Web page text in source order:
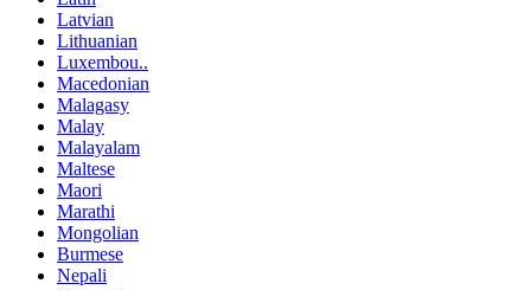
Latvian
Lithuanian
Luxembou..
Macedonian
Malagasy
Malay
Malayalam
Maltese
Maori
Marathi
Mongolian
Burmese
Nepali